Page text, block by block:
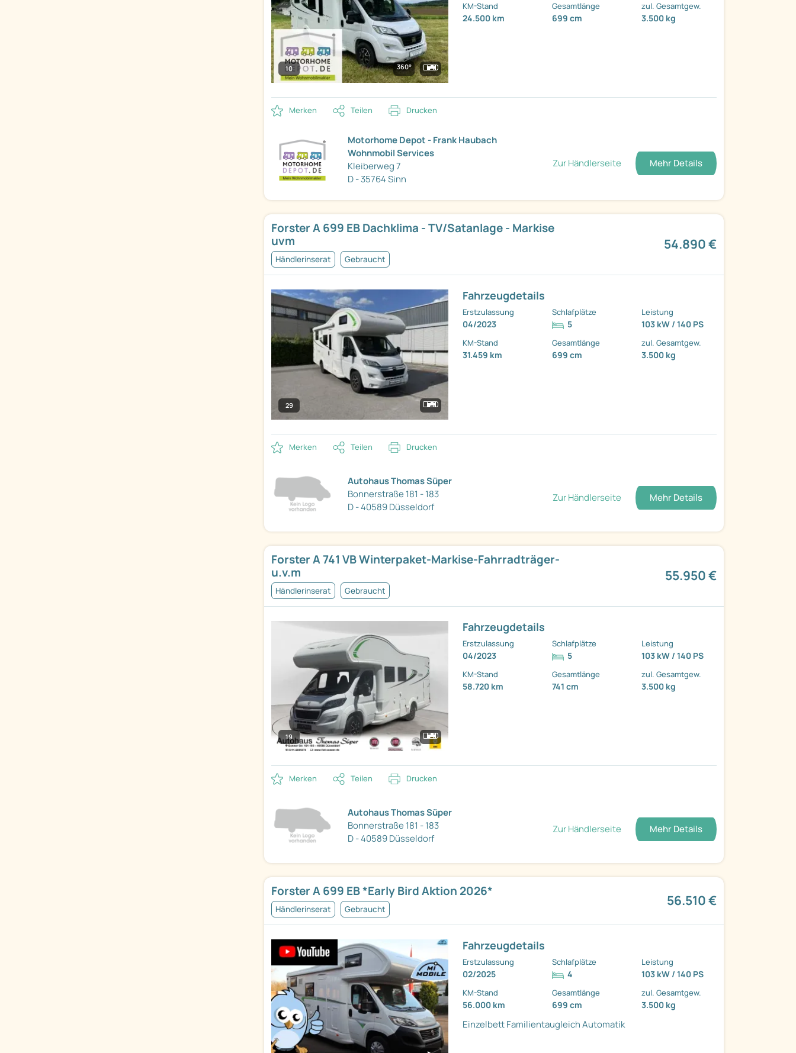
10 360°
KM-Stand
24.500 km
Gesamtlänge
699 cm
zul. Gesamtgew.
3.500 kg
Merken Teilen Drucken
Motorhome Depot - Frank Haubach
Wohnmobil Services
Kleiberweg 7
D - 35764 Sinn
Zur Händlerseite Mehr Details
Forster A 699 EB Dachklima - TV/Satanlage - Markise
uvm
Händlerinserat Gebraucht
54.890 €
29
Fahrzeugdetails
Erstzulassung
04/2023
Schlafplätze
5
Leistung
103 kW / 140 PS
KM-Stand
31.459 km
Gesamtlänge
699 cm
zul. Gesamtgew.
3.500 kg
Merken Teilen Drucken
Autohaus Thomas Süper
Bonnerstraße 181 - 183
D - 40589 Düsseldorf
Zur Händlerseite Mehr Details
Forster A 741 VB Winterpaket-Markise-Fahrradträger-
u.v.m
Händlerinserat Gebraucht
55.950 €
19
Fahrzeugdetails
Erstzulassung
04/2023
Schlafplätze
5
Leistung
103 kW / 140 PS
KM-Stand
58.720 km
Gesamtlänge
741 cm
zul. Gesamtgew.
3.500 kg
Merken Teilen Drucken
Autohaus Thomas Süper
Bonnerstraße 181 - 183
D - 40589 Düsseldorf
Zur Händlerseite Mehr Details
Forster A 699 EB *Early Bird Aktion 2026*
Händlerinserat Gebraucht
56.510 €
Fahrzeugdetails
Erstzulassung
02/2025
Schlafplätze
4
Leistung
103 kW / 140 PS
KM-Stand
56.000 km
Gesamtlänge
699 cm
zul. Gesamtgew.
3.500 kg
EinzelbettFamilientaugleich Automatik